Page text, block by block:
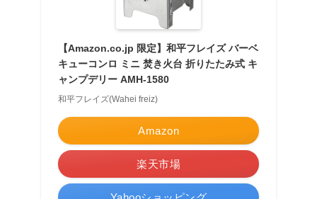
【Amazon.co.jp 限定】和平フレイズ バーベ
キューコンロ ミニ 焚き火台 折りたたみ式 キ
ャンプデリー AMH-1580
和平フレイズ(Wahei freiz)
Amazon
楽天市場